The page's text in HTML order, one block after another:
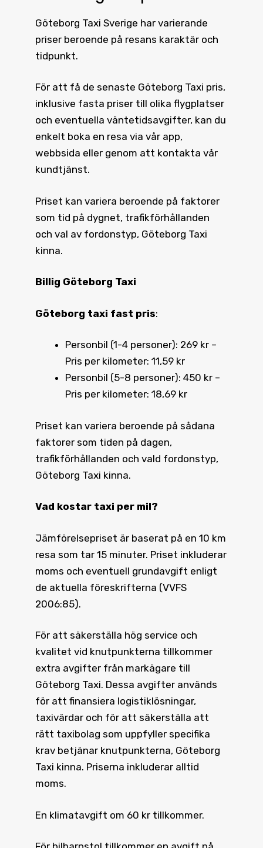
Göteborg Taxi Sverige har varierande
priser beroende på resans karaktär och
tidpunkt.
För att få de senaste Göteborg Taxi pris,
inklusive fasta priser till olika flygplatser
och eventuella väntetidsavgifter, kan du
enkelt boka en resa via vår app,
webbsida eller genom att kontakta vår
kundtjänst.
Priset kan variera beroende på faktorer
som tid på dygnet, trafikförhållanden
och val av fordonstyp, Göteborg Taxi
kinna.
Billig Göteborg Taxi
Göteborg taxi fast pris:
Personbil (1-4 personer): 269 kr –
Pris per kilometer: 11,59 kr
Personbil (5-8 personer): 450 kr –
Pris per kilometer: 18,69 kr
Priset kan variera beroende på sådana
faktorer som tiden på dagen,
trafikförhållanden och vald fordonstyp,
Göteborg Taxi kinna.
Vad kostar taxi per mil?
Jämförelsepriset är baserat på en 10 km
resa som tar 15 minuter. Priset inkluderar
moms och eventuell grundavgift enligt
de aktuella föreskrifterna (VVFS
2006:85).
För att säkerställa hög service och
kvalitet vid knutpunkterna tillkommer
extra avgifter från markägare till
Göteborg Taxi. Dessa avgifter används
för att finansiera logistiklösningar,
taxivärdar och för att säkerställa att
rätt taxibolag som uppfyller specifika
krav betjänar knutpunkterna, Göteborg
Taxi kinna. Priserna inkluderar alltid
moms.
En klimatavgift om 60 kr tillkommer.